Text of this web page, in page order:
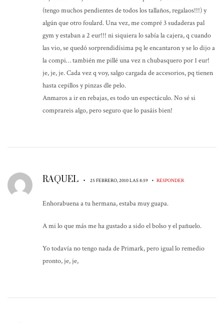
(tengo muchos pendientes de todos los tallaños, regalaos!!!) y
algún que otro foulard. Una vez, me compré 3 sudaderas pal
gym y estaban a 2 eur!!! ni siquiera lo sabía la cajera, q cuando
las vio, se quedó sorprendidísima pq le encantaron y se lo dijo a
la compi… también me pillé una vez n chubasquero por 1 eur!
je, je, je. Cada vez q voy, salgo cargada de accesorios, pq tienen
hasta cepillos y pinzas dle pelo.
Anmaros a ir en rebajas, es todo un espectáculo. No sé si
comprareis algo, pero seguro que lo pasáis bien!
RAQUEL • 25 FEBRERO, 2010 LAS 8:59 • RESPONDER
Enhorabuena a tu hermana, estaba muy guapa.
A mi lo que más me ha gustado a sido el bolso y el pañuelo.
Yo todavía no tengo nada de Primark, pero igual lo remedio
pronto, je, je,